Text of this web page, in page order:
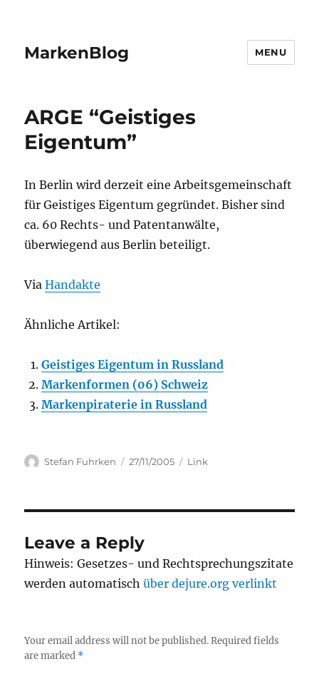
MarkenBlog MENU
ARGE “Geistiges
Eigentum”
In Berlin wird derzeit eine Arbeitsgemeinschaft
für Geistiges Eigentum gegründet. Bisher sind
ca. 60 Rechts- und Patentanwälte,
überwiegend aus Berlin beteiligt.
ViaHandakte
Ähnliche Artikel:
Geistiges Eigentum in Russland
Markenformen (06) Schweiz
Markenpiraterie in Russland
Author
Stefan Fuhrken
Posted
27/11/2005 Categories
Link
Leave a Reply
Hinweis: Gesetzes- und Rechtsprechungszitate
werden automatischüber dejure.org verlinkt
Your email address will not be published. Required fields
are marked *